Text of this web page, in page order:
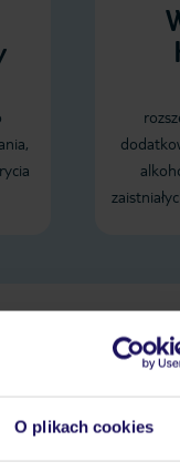
O plikach cookies